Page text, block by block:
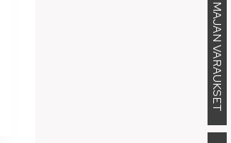
MAJAN VARAUKSET